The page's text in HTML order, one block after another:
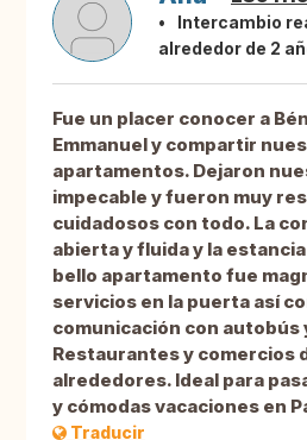
Intercambio
alrededor de 2
Fue un placer conocer a
Emmanuel y compartir
apartamentos. Dejaron
impecable y fueron muy
cuidadosos con todo. La
abierta y fluida y la
bello apartamento fue
servicios en la puerta así
comunicación con autobús
Restaurantes y comercios
alrededores. Ideal para
y cómodas vacaciones en
Traducir